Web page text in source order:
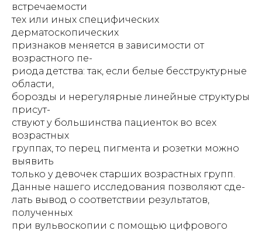
встречаемости
тех или иных специфических
дерматоскопических
признаков меняется в зависимости от
возрастного пе-
риода детства: так, если белые бесструктурные
области,
борозды и нерегулярные линейные структуры
присут-
ствуют у большинства пациенток во всех
возрастных
группах, то перец пигмента и розетки можно
выявить
только у девочек старших возрастных групп.
Данные нашего исследования позволяют сде-
лать вывод о соответствии результатов,
полученных
при вульвоскопии с помощью цифрового